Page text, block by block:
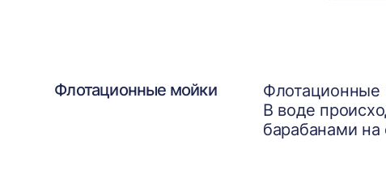
Флотационные мойки
Флотационные
В воде
барабанами